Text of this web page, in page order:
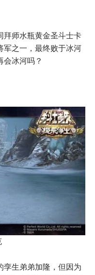
师水瓶黄金圣斗士卡
军之一，最终败于冰河
会冰河吗？
生弟弟加隆，但因为